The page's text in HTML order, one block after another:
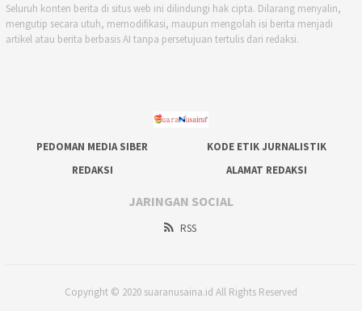
Seluruh konten berita di situs web ini dilindungi hak cipta. Dilarang menyalin,
mengutip secara utuh, memodifikasi, maupun mengolah isi berita menjadi
artikel atau berita berbasis AI tanpa persetujuan tertulis dari redaksi.
PEDOMAN MEDIA SIBER
KODE ETIK JURNALISTIK
REDAKSI
ALAMAT REDAKSI
JARINGAN SOCIAL
RSS
Copyright © 2020 suaranusaina.id All Rights Reserved